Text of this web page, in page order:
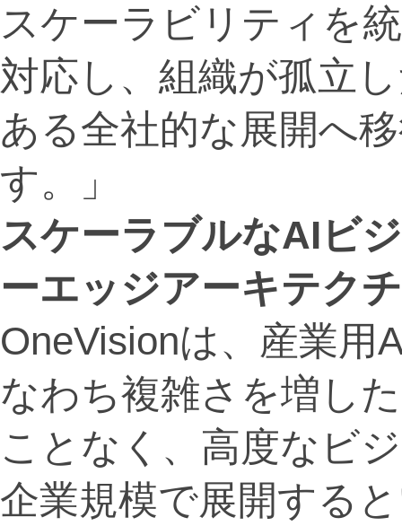
スケーラビリティを
対応し、組織が孤立
ある全社的な展開へ
す。」
スケーラブルなAIビ
ーエッジアーキテク
OneVisionは、産業用
なわち複雑さを増し
ことなく、高度なビ
企業規模で展開する